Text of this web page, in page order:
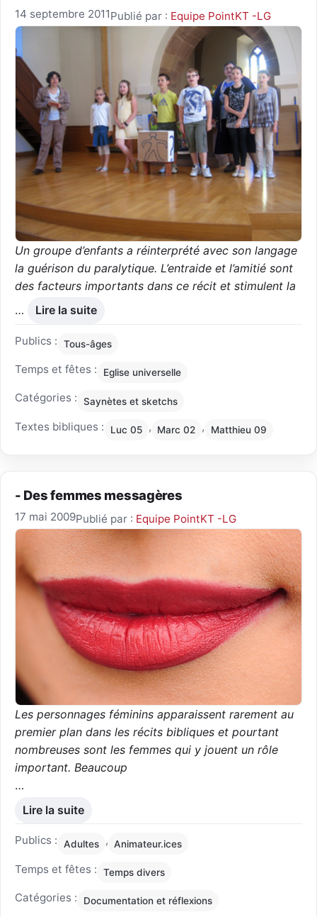
14 septembre 2011Publié par : Equipe PointKT -LG
Un groupe d’enfants a réinterprété avec son langage
la guérison du paralytique. L’entraide et l’amitié sont
des facteurs importants dans ce récit et stimulent la
…
Lire la suite
Publics : Tous-âges
Temps et fêtes : Eglise universelle
Catégories : Saynètes et sketchs
Textes bibliques : Luc 05 , Marc 02 , Matthieu 09
- Des femmes messagères
17 mai 2009Publié par : Equipe PointKT -LG
Les personnages féminins apparaissent rarement au
premier plan dans les récits bibliques et pourtant
nombreuses sont les femmes qui y jouent un rôle
important. Beaucoup
…
Lire la suite
Publics : Adultes , Animateur.ices
Temps et fêtes : Temps divers
Catégories : Documentation et réflexions